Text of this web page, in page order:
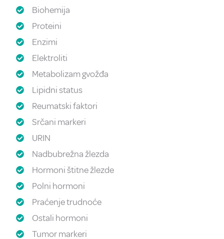
Biohemija
Proteini
Enzimi
Elektroliti
Metabolizam gvožđa
Lipidni status
Reumatski faktori
Srčani markeri
URIN
Nadbubrežna žlezda
Hormoni štitne žlezde
Polni hormoni
Praćenje trudnoće
Ostali hormoni
Tumor markeri